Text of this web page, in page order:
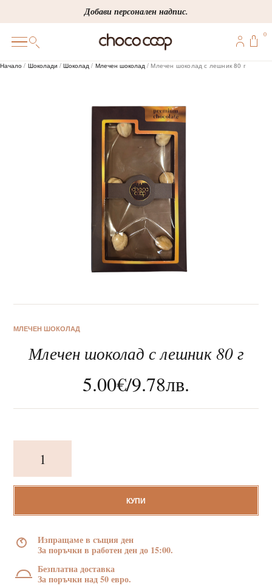
to
content
Добави персонален надпис.
За нас
Клиентско обслужване
0
Начало / Шоколади /Шоколад / Млечен шоколад/ Млечен шоколад с лешник 80 г
МЛЕЧЕН ШОКОЛАД
Млечен шоколад с лешник 80 г
5.00€/9.78лв.
Млечен
шоколад
лешник
КУПИ
Изпращаме в същия ден
За поръчки в работен ден до 15:00.
Безплатна доставка
За поръчки над 50 евро.